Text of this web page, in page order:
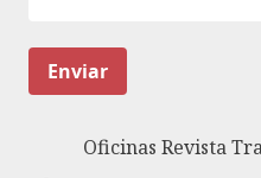
Enviar
Oficinas Revista